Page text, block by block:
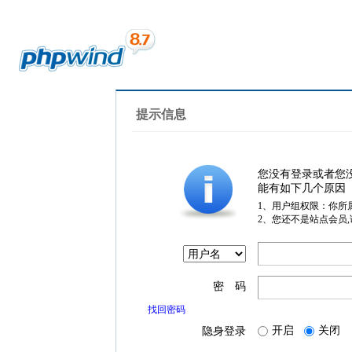
提示信息
您没有登录或者您
能有如下几个原因
1、用户组权限：你所
2、您还不是站点会员
密 码
找回密码
隐身登录 开启 关闭